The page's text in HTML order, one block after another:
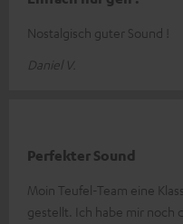
Nostalgisch guter Sound !
Daniel V.
Perfekter Sound
Moin Teufel-Team eine
gestellt. Ich habe mir noch